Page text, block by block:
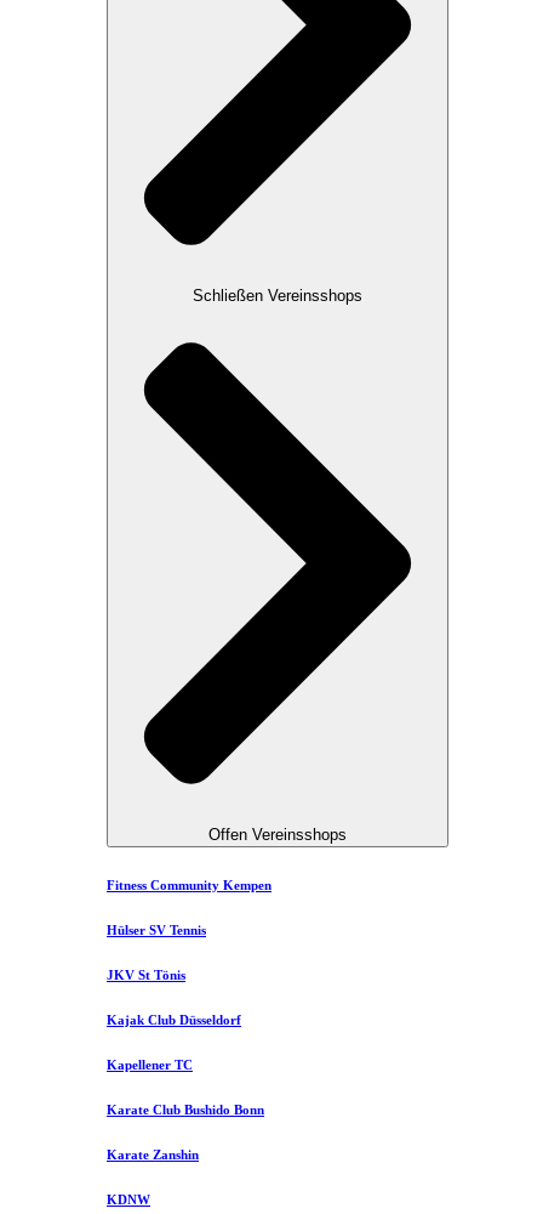
Schließen Vereinsshops
Offen Vereinsshops
Fitness Community Kempen
Hülser SV Tennis
JKV St Tönis
Kajak Club Düsseldorf
Kapellener TC
Karate Club Bushido Bonn
Karate Zanshin
KDNW